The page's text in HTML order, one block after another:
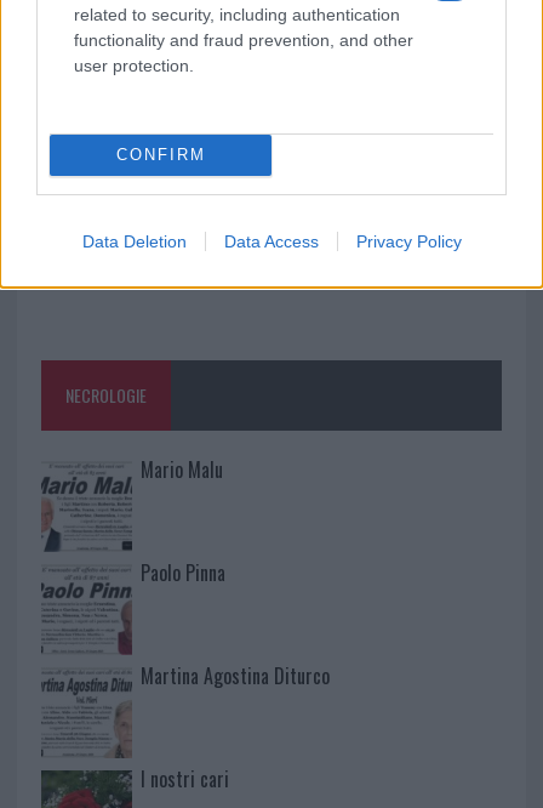
related to security, including authentication
functionality and fraud prevention, and other
user protection.
CONFIRM
Data Deletion Data Access Privacy Policy
Raid nelle campagne di Berchidda, rischio per
NECROLOGIE
Mario Malu
Paolo Pinna
Martina Agostina Diturco
I nostri cari